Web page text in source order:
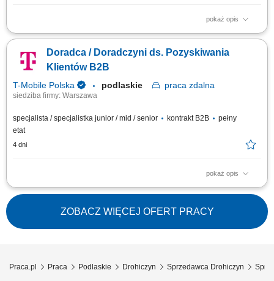
pokaż opis
Opis stanowiska: obsługa Klientów zgodnie z obowiązującymi
mięsa, wędlin i serów, aktywna sprzedaż i doradztwo produktowe,
monitorowanie terminów przydatności produktów, utrzymanie porządku i
Doradca / Doradczyni ds. Pozyskiwania
Klientów B2B
T-Mobile Polska podlaskie praca zdalna
siedziba firmy: Warszawa
specjalista / specjalistka junior / mid / senior kontrakt B2B
pełny
etat
4 dni
pokaż opis
Zadania, które na Ciebie czekają: Aktywne pozyskiwanie nowych klientów
biznesowych; Docieranie do właścicieli firm i decydentów
odpowiedzialnych za decyzje zakupowe; Prowadzenie rozmów
handlowych, spotkań oraz negocjacji z klientami; Identyfikacja potrzeb
biznesowych klienta i przygotowanie...
ZOBACZ WIĘCEJ OFERT PRACY
Praca.pl Praca Podlaskie Drohiczyn Sprzedawca Drohiczyn